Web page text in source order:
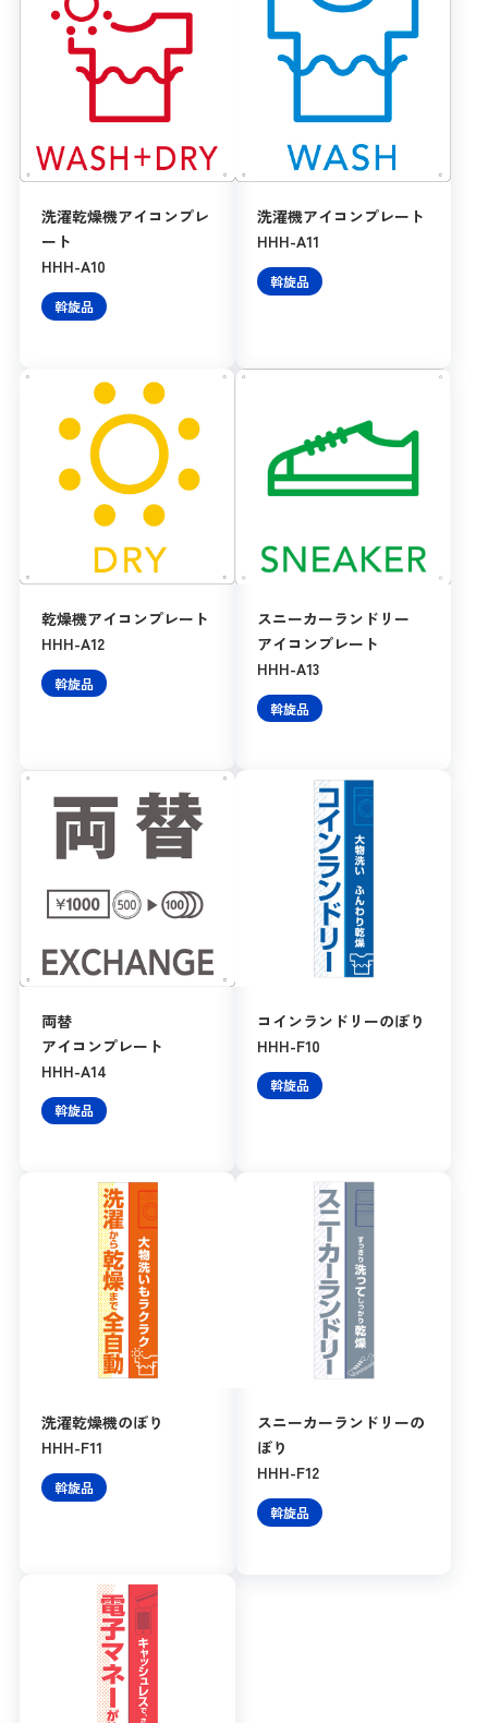
洗濯乾燥機アイコンプレ
ート
HHH-A10
斡旋品
洗濯機アイコンプレート
HHH-A11
斡旋品
乾燥機アイコンプレート
HHH-A12
斡旋品
スニーカーランドリー
アイコンプレート
HHH-A13
斡旋品
両替
アイコンプレート
HHH-A14
斡旋品
コインランドリーのぼり
HHH-F10
斡旋品
洗濯乾燥機のぼり
HHH-F11
斡旋品
スニーカーランドリーの
ぼり
HHH-F12
斡旋品